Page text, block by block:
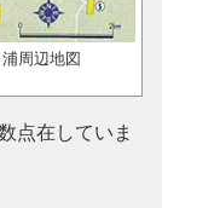
周辺地図
点在していま